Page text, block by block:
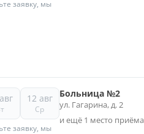
заявку, мы
12 авг
Ср
заявку, мы
Больница №2
ул. Гагарина, д. 2
и ещё 1 место приёма